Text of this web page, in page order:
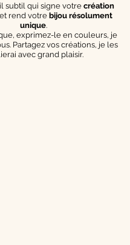
subtil qui signe votre création
rend votre bijou résolument
unique.
exprimez-le en couleurs, je
Partagez vos créations, je les
avec grand plaisir.